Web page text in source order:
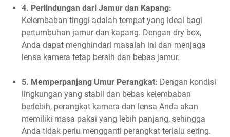
4. Perlindungan dari Jamur dan Kapang:
Kelembaban tinggi adalah tempat yang ideal bagi
pertumbuhan jamur dan kapang. Dengan dry box,
Anda dapat menghindari masalah ini dan menjaga
lensa kamera tetap bersih dan bebas jamur.
5. Memperpanjang Umur Perangkat: Dengan kondisi
lingkungan yang stabil dan bebas kelembaban
berlebih, perangkat kamera dan lensa Anda akan
memiliki masa pakai yang lebih panjang, sehingga
Anda tidak perlu mengganti perangkat terlalu sering.